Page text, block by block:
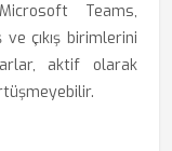
Teams,
çıkış birimlerini
aktif olarak